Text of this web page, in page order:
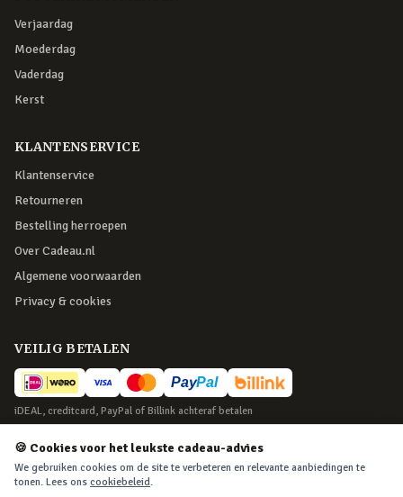
Verjaardag
Moederdag
Vaderdag
Kerst
KLANTENSERVICE
Klantenservice
Retourneren
Bestelling herroepen
Over Cadeau.nl
Algemene voorwaarden
Privacy & cookies
VEILIG BETALEN
iDEAL, creditcard, PayPal of Billink achteraf betalen
BEZORGING
Voor 22:45 besteld, morgen in huis. Tot 365 dagen retourneren.
🍪 Cookies voor het leukste cadeau-advies
We gebruiken cookies om de site te verbeteren en relevante aanbiedingen te
tonen. Lees ons cookiebeleid.